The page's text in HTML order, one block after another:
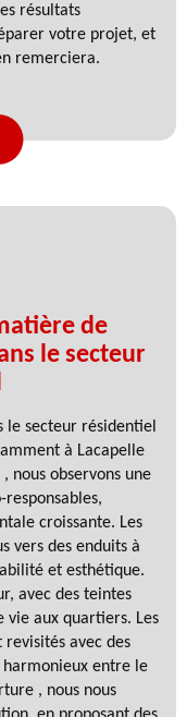
résultats
votre projet, et
remerciera.
de
le secteur
le secteur résidentiel
à Lacapelle
nous observons une
croissante. Les
vers des enduits à
et esthétique.
avec des teintes
vie aux quartiers. Les
avec des
entre le
, nous nous